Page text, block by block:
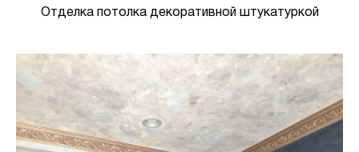
Отделка потолка декоративной штукатуркой